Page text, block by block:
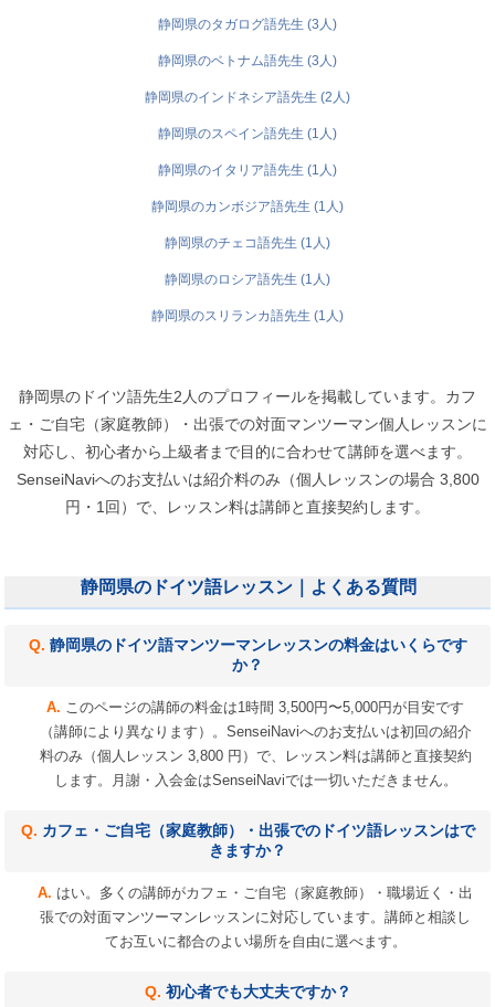
静岡県のタガログ語先生 (3人)
静岡県のベトナム語先生 (3人)
静岡県のインドネシア語先生 (2人)
静岡県のスペイン語先生 (1人)
静岡県のイタリア語先生 (1人)
静岡県のカンボジア語先生 (1人)
静岡県のチェコ語先生 (1人)
静岡県のロシア語先生 (1人)
静岡県のスリランカ語先生 (1人)
静岡県のドイツ語先生2人のプロフィールを掲載しています。カフ
ェ・ご自宅（家庭教師）・出張での対面マンツーマン個人レッスンに
対応し、初心者から上級者まで目的に合わせて講師を選べます。
SenseiNaviへのお支払いは紹介料のみ（個人レッスンの場合 3,800
円・1回）で、レッスン料は講師と直接契約します。
静岡県のドイツ語レッスン｜よくある質問
静岡県のドイツ語マンツーマンレッスンの料金はいくらです
か？
このページの講師の料金は1時間 3,500円〜5,000円が目安です
（講師により異なります）。SenseiNaviへのお支払いは初回の紹介
料のみ（個人レッスン 3,800 円）で、レッスン料は講師と直接契約
します。月謝・入会金はSenseiNaviでは一切いただきません。
カフェ・ご自宅（家庭教師）・出張でのドイツ語レッスンはで
きますか？
はい。多くの講師がカフェ・ご自宅（家庭教師）・職場近く・出
張での対面マンツーマンレッスンに対応しています。講師と相談し
てお互いに都合のよい場所を自由に選べます。
初心者でも大丈夫ですか？